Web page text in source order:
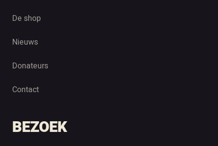
De shop
Nieuws
Donateurs
Contact
BEZOEK